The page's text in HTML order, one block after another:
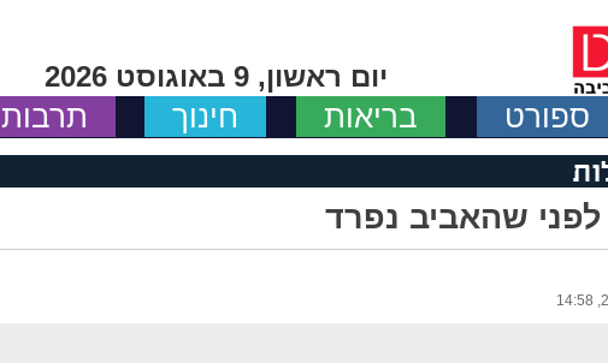
יום ראשון, 9 באוגוסט 2026
ספורט בריאות חינוך תרבות
לפני שהאביב נפרד